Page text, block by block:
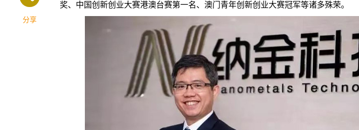
分享
奖、中国创新创业大赛港澳台赛第一名、澳门青年创新创业大赛冠军等诸多殊荣。